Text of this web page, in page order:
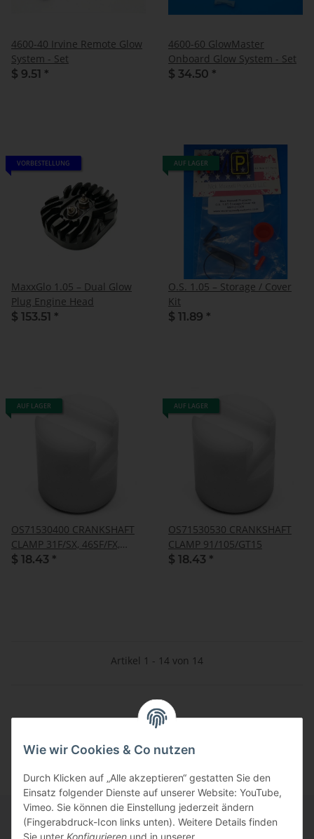
4600-40 Irvine Remote Glow
System - Set
$ 9.51 *
4600-60 GlowMaster
Onboard Glow System - Set
$ 34.50 *
VORBESTELLUNG
MaxxGlo 1.05 – Dual Glow
Plug Engine Head
$ 153.51 *
AUF LAGER
O.S. 1.05 – Storage / Cover
Kit
$ 11.89 *
AUF LAGER
OS71530400 CRANKSHAFT
CLAMP 31F/SX, 46SF/FX,
50SX-H, 55HZ, 55HZ-R
$ 18.43 *
AUF LAGER
OS71530530 CRANKSHAFT
CLAMP 91/105/GT15
$ 18.43 *
Artikel 1 - 14 von 14
Wie wir Cookies & Co nutzen
Durch Klicken auf „Alle akzeptieren“ gestatten Sie den
Einsatz folgender Dienste auf unserer Website: YouTube,
Vimeo. Sie können die Einstellung jederzeit ändern
(Fingerabdruck-Icon links unten). Weitere Details finden